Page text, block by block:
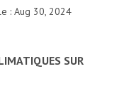
long.
in late
: Aug 30, 2024
SUR